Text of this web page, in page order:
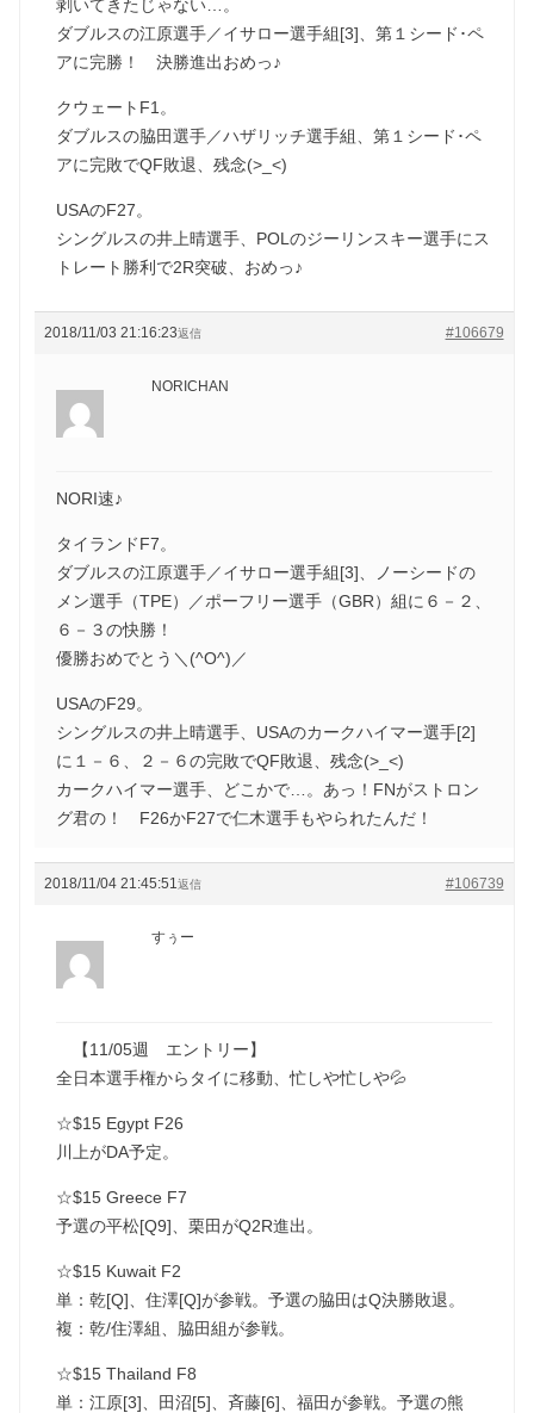
剥いてきたじゃない…。
ダブルスの江原選手／イサロー選手組[3]、第１シード･ペ
アに完勝！ 決勝進出おめっ♪
クウェートF1。
ダブルスの脇田選手／ハザリッチ選手組、第１シード･ペ
アに完敗でQF敗退、残念(>_<)
USAのF27。
シングルスの井上晴選手、POLのジーリンスキー選手にス
トレート勝利で2R突破、おめっ♪
2018/11/03 21:16:23 #106679
返信
NORICHAN
NORI速♪
タイランドF7。
ダブルスの江原選手／イサロー選手組[3]、ノーシードの
メン選手（TPE）／ポーフリー選手（GBR）組に６－２、
６－３の快勝！
優勝おめでとう＼(^O^)／
USAのF29。
シングルスの井上晴選手、USAのカークハイマー選手[2]
に１－６、２－６の完敗でQF敗退、残念(>_<)
カークハイマー選手、どこかで…。あっ！FNがストロン
グ君の！ F26かF27で仁木選手もやられたんだ！
2018/11/04 21:45:51 #106739
返信
すぅー
【11/05週 エントリー】
全日本選手権からタイに移動、忙しや忙しや💦
☆$15 Egypt F26
川上がDA予定。
☆$15 Greece F7
予選の平松[Q9]、栗田がQ2R進出。
☆$15 Kuwait F2
単：乾[Q]、住澤[Q]が参戦。予選の脇田はQ決勝敗退。
複：乾/住澤組、脇田組が参戦。
☆$15 Thailand F8
単：江原[3]、田沼[5]、斉藤[6]、福田が参戦。予選の熊